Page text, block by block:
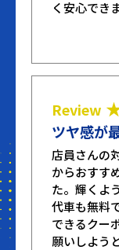
く安心でき
で見るたび
Review
ツヤ感が
店員さんの
からおすす
た。輝くよ
代車も無料
できるクー
願いしよう